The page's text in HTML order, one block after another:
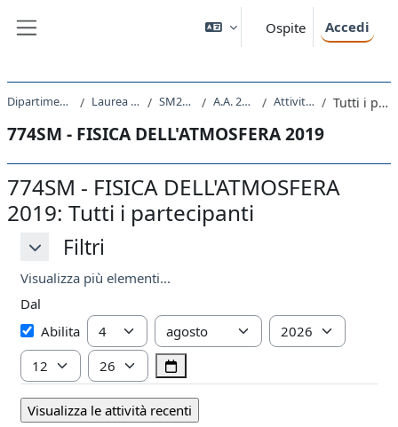
Ospite Accedi
Dipartimento di Fisica Laurea Magistrale SM23 - FISICA A.A. 2019 - 2020 Attività recente Tutti i partecipanti
774SM - FISICA DELL'ATMOSFERA 2019
774SM - FISICA DELL'ATMOSFERA
2019: Tutti i partecipanti
Filtri
Filtri Filtri
Visualizza più elementi...
Dal
DalAbilita Giorno Mese
Anno
Ora
Minuto